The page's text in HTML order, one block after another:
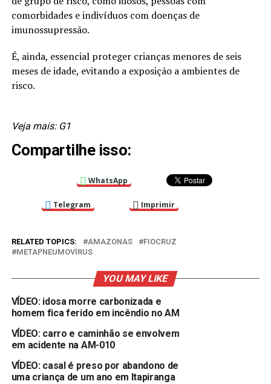
comorbidades e indivíduos com doenças de
imunossupressão.
É, ainda, essencial proteger crianças menores de seis
meses de idade, evitando a exposição a ambientes de
risco.
Veja mais: G1
Compartilhe isso:
WhatsApp
Telegram Imprimir
RELATED TOPICS: AMAZONAS
FIOCRUZ
METAPNEUMOVÍRUS
YOU MAY LIKE
VÍDEO: idosa morre carbonizada e
homem fica ferido em incêndio no AM
VÍDEO: carro e caminhão se envolvem
em acidente na AM-010
VÍDEO: casal é preso por abandono de
uma criança de um ano em Itapiranga